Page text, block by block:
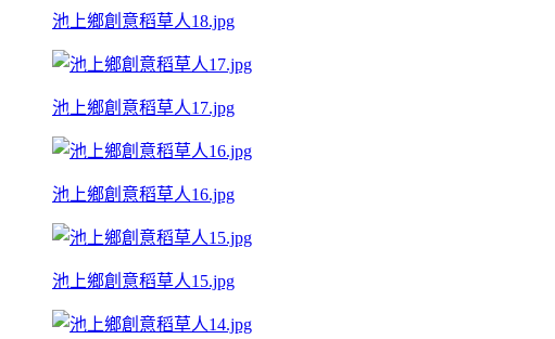
池上鄉創意稻草人18.jpg
池上鄉創意稻草人17.jpg
池上鄉創意稻草人16.jpg
池上鄉創意稻草人15.jpg